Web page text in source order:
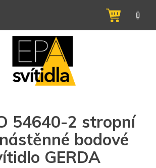
NÁKUPNÍ
KOŠÍK
54640-2 stropní
bodové
GERDA